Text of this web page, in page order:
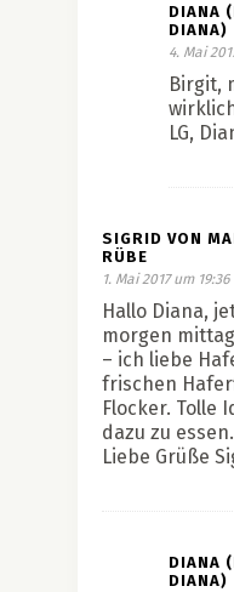
DIANA
DIANA)
4. Mai
Birgit,
LG,
SIGRID VON
RÜBE
1. Mai 2017 um 19:36
Hallo Diana,
morgen
– ich liebe
frischen
Flocker. Tolle
dazu zu essen.
Liebe Grüße
DIANA
DIANA)